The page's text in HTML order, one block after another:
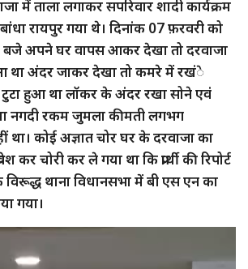
में ताला लगाकर सपरिवार शादी कार्यक्रम
रायपुर गया थे। दिनांक 07 फ़रवरी को
बजे अपने घर वापस आकर देखा तो दरवाजा
था अंदर जाकर देखा तो कमरे में रखंे
हुआ था लॉकर के अंदर रखा सोने एवं
नगदी रकम जुमला कीमती लगभग
कोई अज्ञात चोर घर के दरवाजा का
कर चोरी कर ले गया था कि प्रार्थी की रिपोर्ट
थाना विधानसभा में बी एस एन का
गया।